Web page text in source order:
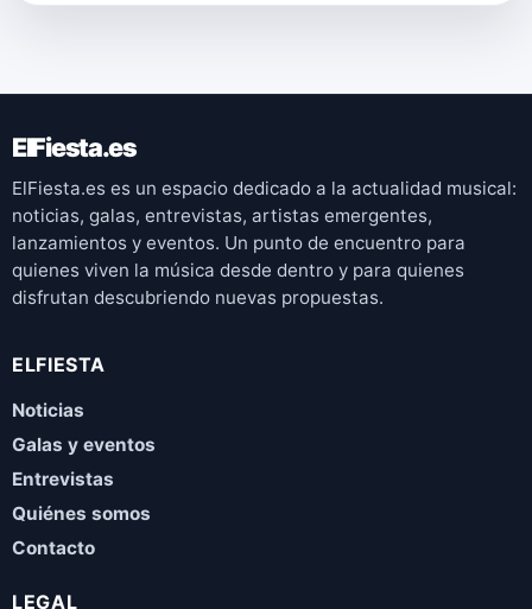
ElFiesta.es
ElFiesta.es es un espacio dedicado a la actualidad musical:
noticias, galas, entrevistas, artistas emergentes,
lanzamientos y eventos. Un punto de encuentro para
quienes viven la música desde dentro y para quienes
disfrutan descubriendo nuevas propuestas.
ELFIESTA
Noticias
Galas y eventos
Entrevistas
Quiénes somos
Contacto
LEGAL